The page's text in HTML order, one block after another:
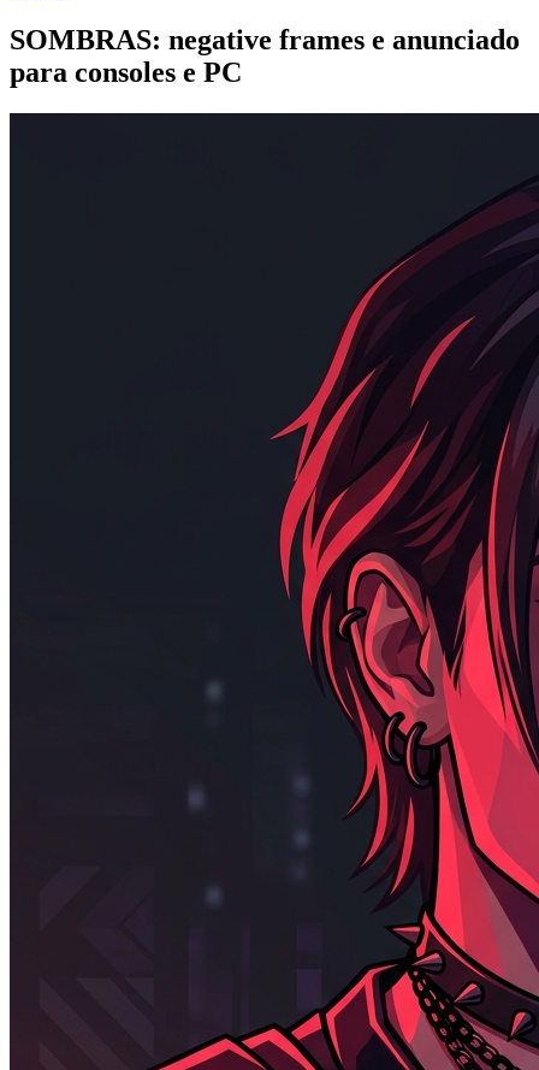
SOMBRAS: negative frames e anunciado
para consoles e PC